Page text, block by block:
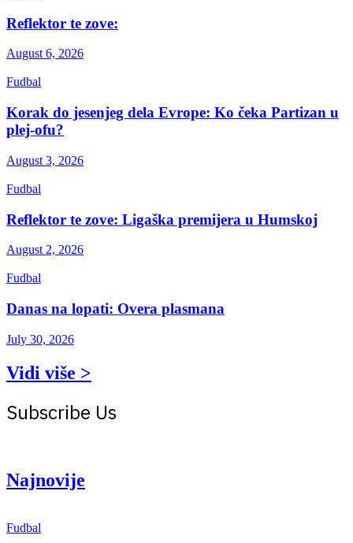
Reflektor te zove:
August 6, 2026
Fudbal
Korak do jesenjeg dela Evrope: Ko čeka Partizan u
plej-ofu?
August 3, 2026
Fudbal
Reflektor te zove: Ligaška premijera u Humskoj
August 2, 2026
Fudbal
Danas na lopati: Overa plasmana
July 30, 2026
Vidi više >
Subscribe Us
Najnovije
Fudbal